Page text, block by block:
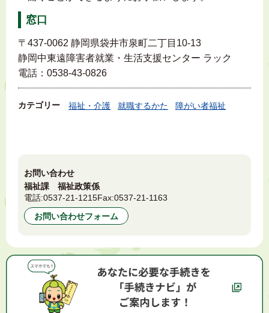
窓口
〒437-0062 静岡県袋井市泉町二丁目10-13
静岡中東遠障害者就業・生活支援センター ラック
電話：0538-43-0826
カテゴリー 福祉・介護 就職するかた 障がい者福祉
お問い合わせ
福祉課 福祉政策係
電話:0537-21-1215Fax:0537-21-1163
お問い合わせフォーム